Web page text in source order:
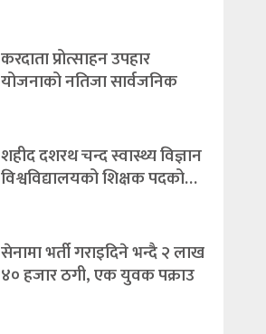
करदाता प्रोत्साहन उपहार
योजनाको नतिजा सार्वजनिक
शहीद दशरथ चन्द स्वास्थ्य विज्ञान
विश्वविद्यालयको शिक्षक पदको…
सेनामा भर्ती गराइदिने भन्दै २ लाख
४० हजार ठगी, एक युवक पक्राउ